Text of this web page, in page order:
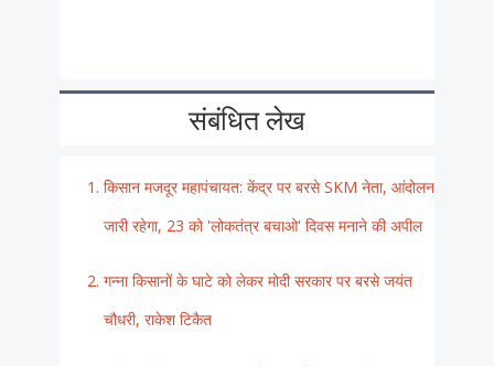
संबंधित लेख
किसान मजदूर महापंचायत: केंद्र पर बरसे SKM नेता, आंदोलन
जारी रहेगा, 23 को 'लोकतंत्र बचाओ' दिवस मनाने की अपील
गन्ना किसानों के घाटे को लेकर मोदी सरकार पर बरसे जयंत
चौधरी, राकेश टिकैत